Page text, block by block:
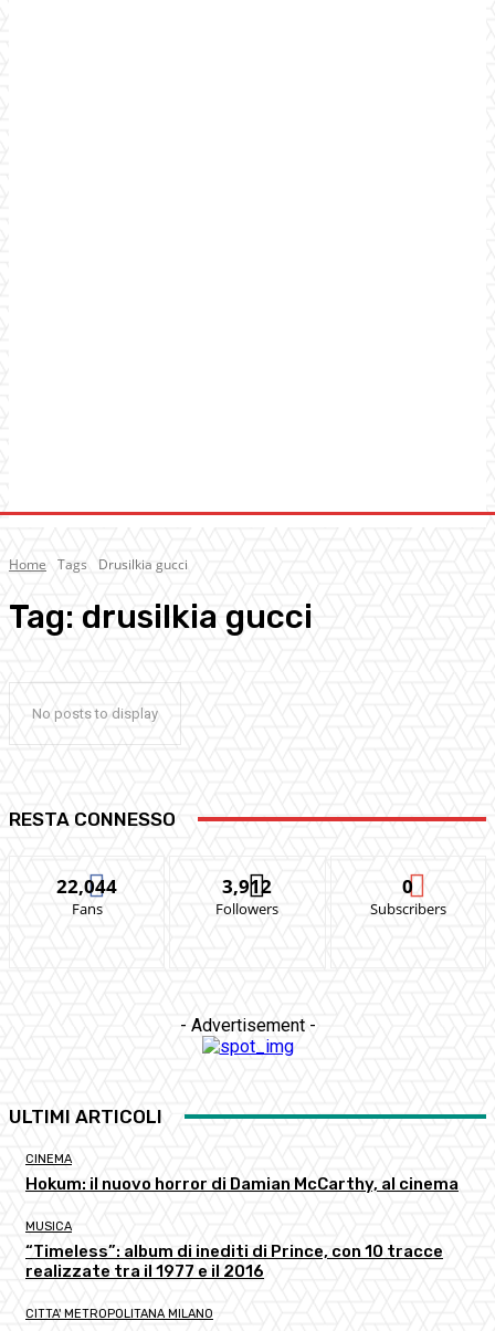
Home Tags Drusilkia gucci
Tag: drusilkia gucci
No posts to display
RESTA CONNESSO
22,044
Fans
3,912
Followers
0
Subscribers
- Advertisement -
ULTIMI ARTICOLI
CINEMA
Hokum: il nuovo horror di Damian McCarthy, al cinema
MUSICA
“Timeless”: album di inediti di Prince, con 10 tracce
realizzate tra il 1977 e il 2016
CITTA' METROPOLITANA MILANO